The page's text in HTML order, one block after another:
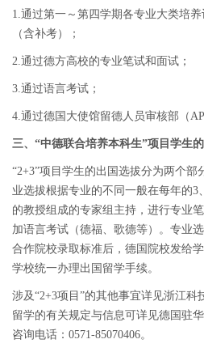
1.通过第一～第四学期各专业大类培
（含补考）；
2.通过德方高校的专业笔试和面试；
3.通过语言考试；
4.通过德国大使馆留德人员审核部（
三、 “中德联合培养本科生”项目学生
“2+3”项目学生的出国选拔分为两个
业选拔根据专业的不同一般在每年的3
的教授组成的专家组主持，进行专业
加语言考试（德福、歌德等）。专业
合作院校录取标准后，德国院校发给
学校统一办理出国留学手续。
涉及“2+3项目”的其他事宜详见浙江科
留学的有关规定与信息可详见德国驻
咨询电话：0571-85070406。